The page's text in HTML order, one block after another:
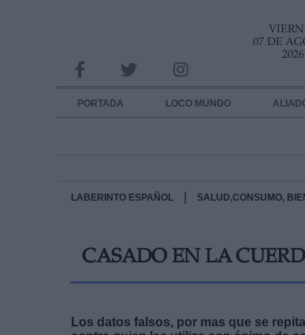
07 DE
2026
PORTADA LOCO MUNDO
LABERINTO ESPAÑOL SALUD,CONSUMO,
CASADO EN LA
Los datos falsos, por mas que se
INFORMACION SOBRE LA PROTECCIÓN DE TUS
Responsable:
Destinatarios:
link
Información adicional
link